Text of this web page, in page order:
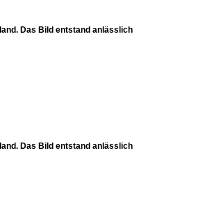
Das Bild entstand anlässlich
Das Bild entstand anlässlich